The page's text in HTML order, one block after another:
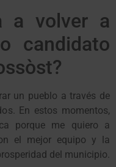
a volver a
candidato
un pueblo a través de
En estos momentos,
porque me quiero a
el mejor equipo y la
del municipio.